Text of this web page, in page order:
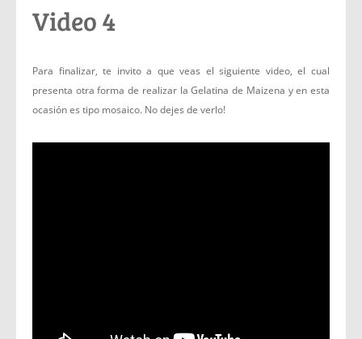
Video 4
Para finalizar, te invito a que veas el siguiente video, el cual
presenta otra forma de realizar la Gelatina de Maizena y en esta
ocasión es tipo mosaico. No dejes de verlo!